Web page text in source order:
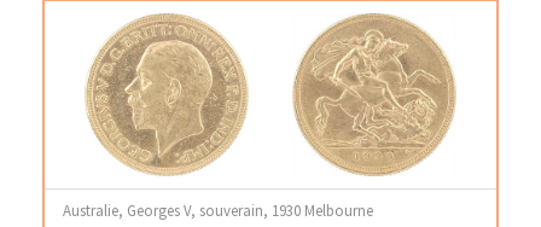
Australie, Georges V, souverain, 1930 Melbourne